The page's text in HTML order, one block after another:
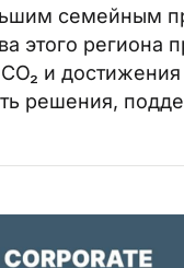
семейным
этого
и
решения,